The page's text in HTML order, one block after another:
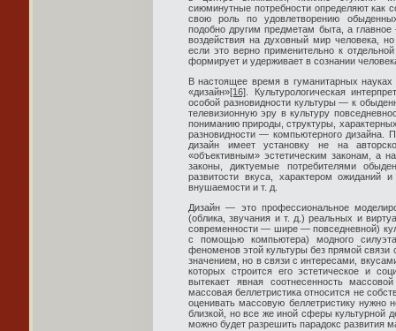
сиюминутные потребности определяют как
свою роль по удовлетворению
подобно другим предметам быта, а
воздействия на духовный мир человека,
если это верно применительно к
формирует и удерживает в сознании
В настоящее время в гуманитарных
«дизайн»[16] . Культурологическая
особой разновидности культуры — к
телевизионную эру в культуру
пониманию природы, структуры,
разновидности — компьютерного дизайна.
дизайн имеет установку не на
«объективным» эстетическим законам, а
законы, диктуемые потребителями
развитости вкуса, характером ожиданий
внушаемости и т. д.
Дизайн — это профессиональное
(облика, звучания и т. д.) реальных и
современности — шире — повседневной)
с помощью компьютера) модного
феноменов этой культуры без прямой
значением, но в связи с интересами,
которых строится его эстетическое и
вытекает явная соотнесенность
массовая беллетристика относится не
оценивать массовую беллетристику нужно
близкой, но все же иной сферы культурной
можно будет разрешить парадокс развития